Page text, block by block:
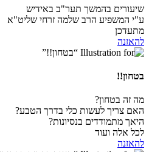
שיעורים בהמשך תער"ב באידיש
ע"י המשפיע הרב שלמה זרחי שליט"א
מתעדכן
להאזנה
בטחון!!
מה זה בטחון?
האם צריך לעשות כלי בדרך הטבע?
היאך מתמודדים בנסיונות?
לכל אלה ועוד
להאזנה